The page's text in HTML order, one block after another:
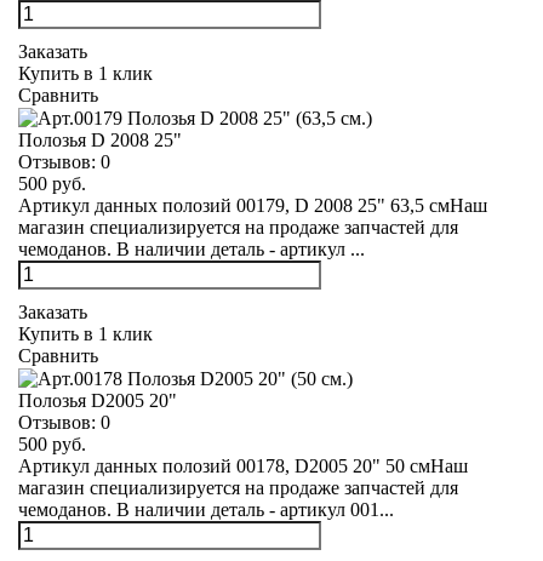
Заказать
Купить в 1 клик
Сравнить
Полозья D 2008 25"
Отзывов: 0
500 руб.
Артикул данных полозий 00179, D 2008 25" 63,5 смНаш
магазин специализируется на продаже запчастей для
чемоданов. В наличии деталь - артикул ...
Заказать
Купить в 1 клик
Сравнить
Полозья D2005 20"
Отзывов: 0
500 руб.
Артикул данных полозий 00178, D2005 20" 50 смНаш
магазин специализируется на продаже запчастей для
чемоданов. В наличии деталь - артикул 001...